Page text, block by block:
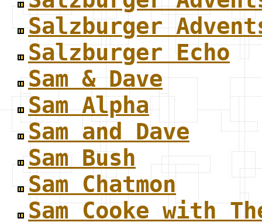
Salzburger
Salzburger Echo
Sam & Dave
Sam Alpha
Sam and Dave
Sam Bush
Sam Chatmon
Sam Cooke with